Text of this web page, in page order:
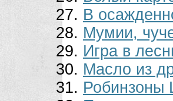
В
Мумии,
Игра в
Масло из
Робинзоны